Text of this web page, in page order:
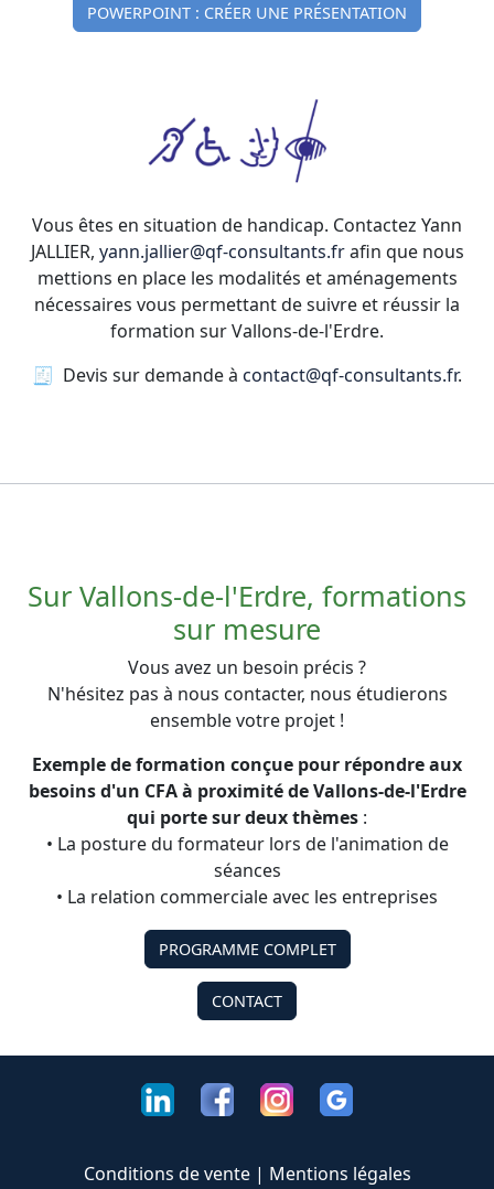
POWERPOINT : CRÉER UNE PRÉSENTATION
Vous êtes en situation de handicap. Contactez Yann
JALLIER, yann.jallier@qf-consultants.frafin que nous
mettions en place les modalités et aménagements
nécessaires vous permettant de suivre et réussir la
formation sur Vallons-de-l'Erdre.
🧾 Devis sur demande à contact@qf-consultants.fr.
Sur Vallons-de-l'Erdre, formations
sur mesure
Vous avez un besoin précis ?
N'hésitez pas à nous contacter, nous étudierons
ensemble votre projet !
Exemple de formation conçue pour répondre aux
besoins d'un CFA à proximité de Vallons-de-l'Erdre
qui porte sur deux thèmes :
• La posture du formateur lors de l'animation de
séances
• La relation commerciale avec les entreprises
PROGRAMME COMPLET
CONTACT
Conditions de vente| Mentions légales